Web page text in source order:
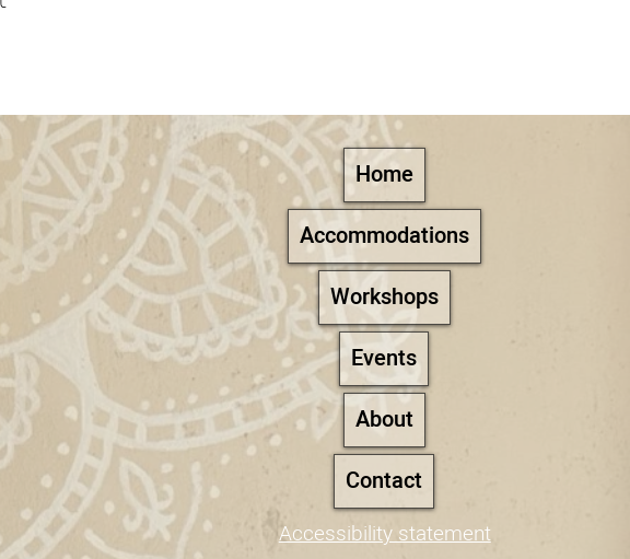
Home
Accommodations
Workshops
Events
About
Contact
Accessibility statement